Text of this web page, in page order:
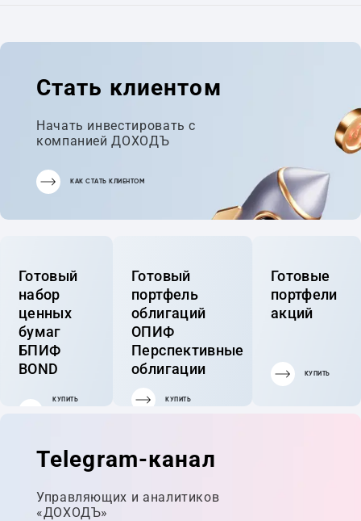
Стать клиентом
Начать инвестировать с
компанией ДОХОДЪ
КАК СТАТЬ КЛИЕНТОМ
Готовый
набор
ценных
бумаг
БПИФ
BOND
КУПИТЬ
Готовый
портфель
облигаций
ОПИФ
Перспективные
облигации
КУПИТЬ
Готовые
портфели
акций
КУПИТЬ
Telegram-канал
Управляющих и аналитиков
«ДОХОДЪ»